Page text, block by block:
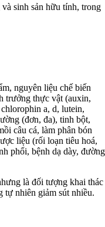
sinh sản hữu tính, trong
nguyên liệu chế biến
trưởng thực vật (auxin,
a, d, lutein,
(đơn, đa), tinh bột,
câu cá, làm phân bón
liệu (rối loạn tiêu hoá,
phổi, bệnh dạ dày, đường
là đối tượng khai thác
tự nhiên giảm sút nhiều.